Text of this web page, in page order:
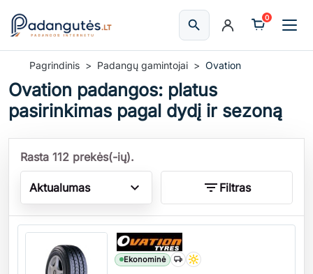
searchIeškoti
0
Pagrindinis Padangų gamintojai Ovation
Ovation padangos: platus
pasirinkimas pagal dydį ir sezoną
Rasta 112 prekės(-ių).
Aktualumas expand_more filter_list Filtras
Ekonominė
Kiekis